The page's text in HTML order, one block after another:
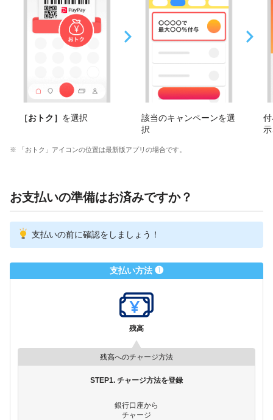
［おトク］ を選択
該当のキャンペーンを選
択
※ 「おトク」アイコンの位置は最新版アプリの場合です。
お支払いの準備はお済みですか？
支払いの前に確認をしましょう！
支払い方法 ❶
残高
残高へのチャージ方法
STEP1. チャージ方法を登録
銀行口座から
チャージ